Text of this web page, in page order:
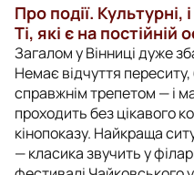
Про події. Культурні,
Ті, які є на постійній
Загалом у Вінниці дуже
Немає відчуття переситу,
справжнім трепетом — і
проходить без цікавого
кінопоказу. Найкраща
— класика звучить у